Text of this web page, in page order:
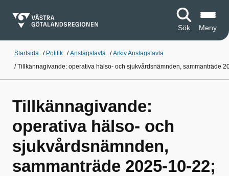
Sök Meny
Startsida / Politik /Anslagstavla /Arkiv Anslagstavla
/Tillkännagivande: operativa hälso- och sjukvårdsnämnden, sammanträde
Tillkännagivande:
operativa hälso- och
sjukvårdsnämnden,
sammanträde 2025-10-22;